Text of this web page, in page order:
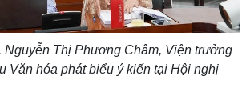
Thị Phương Châm, Viện trưởng
Văn hóa phát biểu ý kiến tại Hội nghị